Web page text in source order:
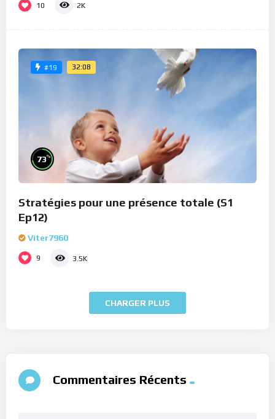
10 2K
#19 32:08
73%
Stratégies pour une présence totale (S1
Ep12)
Viter7960
9 3.5K
CHARGER PLUS
Commentaires Récents